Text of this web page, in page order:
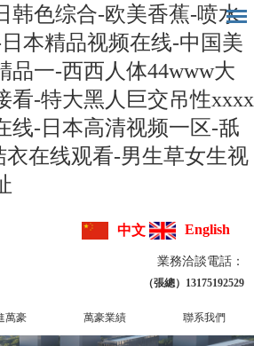
韩色综合-欧美香蕉-喷水
本精品视频在线-中国美
品一-西西人体44www大
看-特大黑人巨交吊性xxxx
线-日本高清视频一区-舐
在线观看-男生草女生视
中文 English
業務洽談電話：
（張總）13175192529
萬豪 萬豪業績 聯系我們